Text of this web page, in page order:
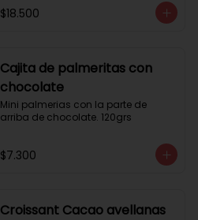
$18.500
Cajita de palmeritas con
chocolate
Mini palmerias con la parte de
arriba de chocolate. 120grs
$7.300
Croissant Cacao avellanas